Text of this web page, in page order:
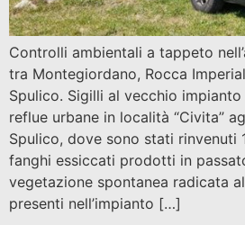
Controlli ambientali a tappeto
tra Montegiordano, Rocca
Spulico. Sigilli al vecchio
reflue urbane in località “Civita”
Spulico, dove sono stati rinvenuti
fanghi essiccati prodotti in
vegetazione spontanea radicata
presenti nell’impianto […]